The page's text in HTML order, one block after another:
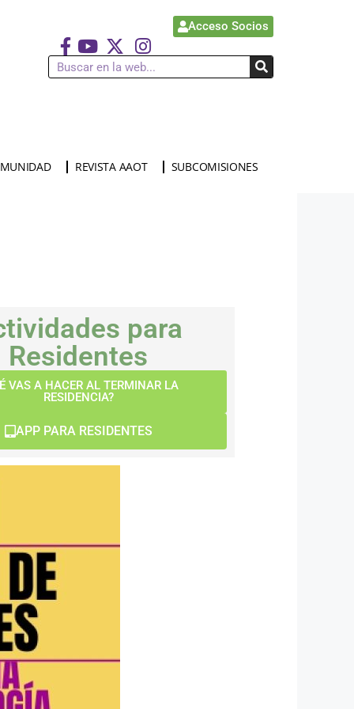
Acceso Socios
REVISTA AAOT SUBCOMISIONES
para
Residentes
VAS A HACER AL TERMINAR LA
RESIDENCIA?
APP PARA RESIDENTES